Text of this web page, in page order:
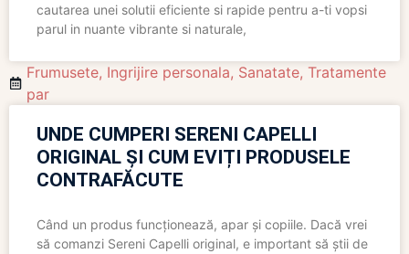
cautarea unei solutii eficiente si rapide pentru a-ti vopsi
parul in nuante vibrante si naturale,
Frumusete, Ingrijire personala, Sanatate, Tratamente
par
UNDE CUMPERI SERENI CAPELLI
ORIGINAL ȘI CUM EVIȚI PRODUSELE
CONTRAFĂCUTE
Când un produs funcționează, apar și copiile. Dacă vrei
să comanzi Sereni Capelli original, e important să știi de